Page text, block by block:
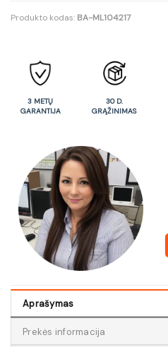
Produkto kodas: BA-ML104217
3 METŲ
GARANTIJA
30 D.
GRĄŽINIMAS
Aprašymas
Prekės informacija